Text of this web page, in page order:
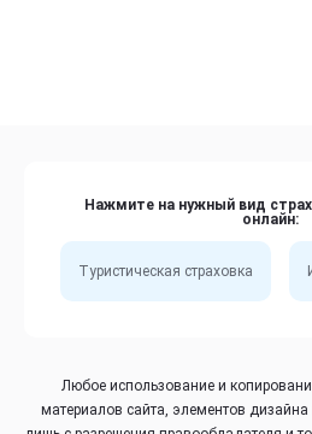
Нажмите на нужный вид
онлайн:
Туристическая страховка
Любое использование и
материалов сайта, элементов